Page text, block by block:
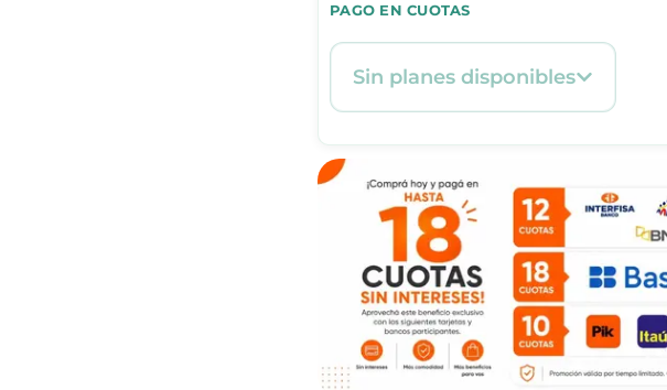
PAGO EN CUOTAS
Sin planes disponibles